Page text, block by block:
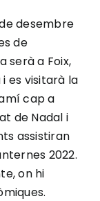
desembre
de
serà a Foix,
i es visitarà la
cap a
de Nadal i
assistiran
2022.
on hi